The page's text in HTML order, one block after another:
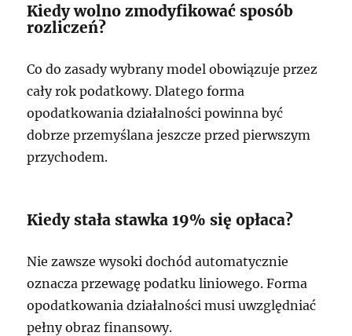
Kiedy wolno zmodyfikować sposób
rozliczeń?
Co do zasady wybrany model obowiązuje przez
cały rok podatkowy. Dlatego forma
opodatkowania działalności powinna być
dobrze przemyślana jeszcze przed pierwszym
przychodem.
Kiedy stała stawka 19% się opłaca?
Nie zawsze wysoki dochód automatycznie
oznacza przewagę podatku liniowego. Forma
opodatkowania działalności musi uwzględniać
pełny obraz finansowy.